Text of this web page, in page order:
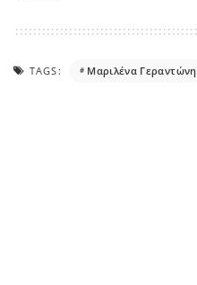
TAGS: Μαριλένα Γεραντώνη